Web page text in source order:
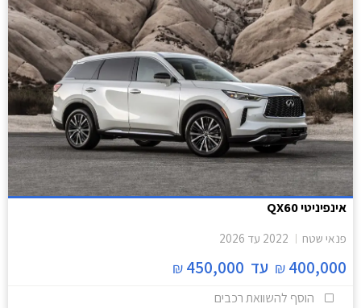
אינפיניטי QX60
פנאי שטח 2022 עד 2026
400,000
₪ עד 450,000
₪
הוסף להשוואת רכבים